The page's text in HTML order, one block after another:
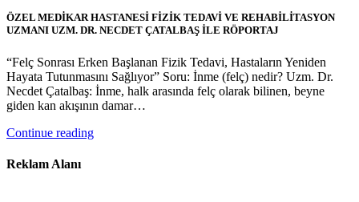
ÖZEL MEDİKAR HASTANESİ FİZİK TEDAVİ VE REHABİLİTASYON
UZMANI UZM. DR. NECDET ÇATALBAŞ İLE RÖPORTAJ
“Felç Sonrası Erken Başlanan Fizik Tedavi, Hastaların Yeniden
Hayata Tutunmasını Sağlıyor” Soru: İnme (felç) nedir? Uzm. Dr.
Necdet Çatalbaş: İnme, halk arasında felç olarak bilinen, beyne
giden kan akışının damar…
Continue reading
Reklam Alanı